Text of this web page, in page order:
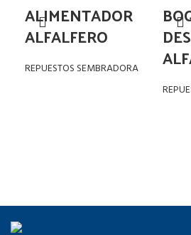
ALIMENTADOR
ALFALFERO
REPUESTOS SEMBRADORA